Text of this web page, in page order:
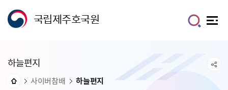
국립제주호국원
하늘편지
사이버참배 하늘편지